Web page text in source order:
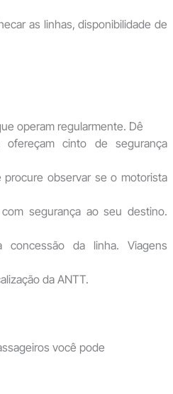
as linhas, disponibilidade de
operam regularmente. Dê
cinto de segurança
observar se o motorista
segurança ao seu destino.
concessão da linha. Viagens
da ANTT.
você pode